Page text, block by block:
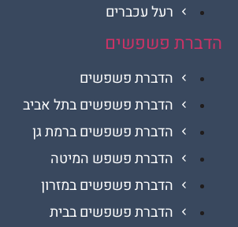
רעל עכברים
פשפשים
הדברת פשפשים
הדברת פשפשים בתל אביב
הדברת פשפשים ברמת גן
הדברת פשפש המיטה
הדברת פשפשים במזרון
הדברת פשפשים בבית